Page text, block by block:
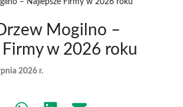
– Najlepsze Firmy w 2026 roku
Mogilno –
Firmy w 2026 roku
2026 r.